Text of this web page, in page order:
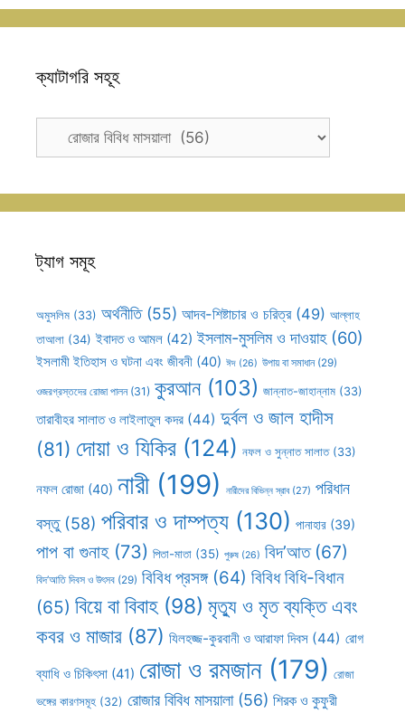
ক্যাটাগরি সহূহ
ট্যাগ সমূহ
অমুসলিম (33) অর্থনীতি(55) আদব-শিষ্টাচার ও চরিত্র(49) আল্লাহ
তাআলা (34) ইবাদত ও আমল (42) ইসলাম-মুসলিম ও দাওয়াহ(60)
ইসলামী ইতিহাস ও ঘটনা এবং জীবনী (40) ঈদ (26) উপায় বা সমাধান(29)
ওজরগ্রস্তদের রোজা পালন(31) কুরআন(103) জান্নাত-জাহান্নাম (33)
তারাবীহর সালাত ও লাইলাতুল কদর (44) দুর্বল ও জাল হাদীস
(81) দোয়া ও যিকির (124) নফল ও সুন্নাত সালাত(33)
নফল রোজা (40) নারী(199) নারীদের বিভিন্ন স্রাব(27) পরিধান
বস্তু(58) পরিবার ও দাম্পত্য (130) পানাহার (39)
পাপ বা গুনাহ(73) পিতা-মাতা (35) পুরুষ (26) বিদ’আত(67)
বিদ’আতি দিবস ও উৎসব (29) বিবিধ প্রসঙ্গ(64) বিবিধ বিধি-বিধান
(65) বিয়ে বা বিবাহ (98) মৃত্যু ও মৃত ব্যক্তি এবং
কবর ও মাজার (87) যিলহজ্জ-কুরবানী ও আরাফা দিবস (44) রোগ
ব্যাধি ও চিকিৎসা (41) রোজা ও রমজান(179) রোজা
ভঙ্গের কারণসমূহ (32) রোজার বিবিধ মাসয়ালা(56) শিরক ও কুফুরী